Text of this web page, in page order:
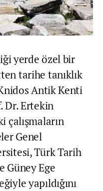
yerde özel bir
tarihe tanıklık
Antik Kenti
Dr. Ertekin
çalışmaların
Genel
Türk Tarih
Güney Ege
yapıldığını